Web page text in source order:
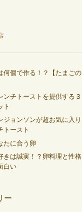
何個で作る！？【たまごの
ンチトーストを提供する３
ト
ジョンソンが超お気に入り
トースト
たに合う卵
きは誠実！？卵料理と性格
白い
ー